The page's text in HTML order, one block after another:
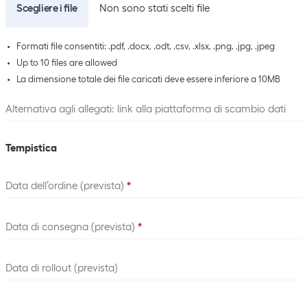
Scegliere i file Non sono stati scelti file
Formati file consentiti: .pdf, .docx, .odt, .csv, .xlsx, .png, .jpg, .jpeg
Up to 10 files are allowed
La dimensione totale dei file caricati deve essere inferiore a 10MB
Alternativa agli allegati: link alla piattaforma di scambio dati
Tempistica
Data dell’ordine (prevista) *
Data di consegna (prevista) *
Data di rollout (prevista)